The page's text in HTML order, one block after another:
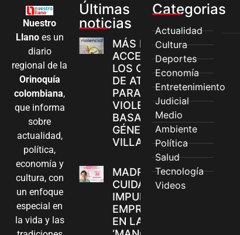
Nuestro
Llanoes un
diario
regional de la
Orinoquía
colombiana,
que informa
sobre
actualidad,
política,
economía y
cultura, con
un enfoque
especial en
la vida y las
Últimas
noticias
MÁS MUJERES
ACCEDEN A
LOS CANALES
DE ATENCIÓN
PARA
VIOLENCIAS
BASADAS EN
GÉNERO EN
VILLAVICENCIO
MADRES
CUIDADORAS
IMPULSAN SUS
EMPRENDIMIENTOS
EN LA FERIA
Categorias
Actualidad
Cultura
Deportes
Economía
Entretenimiento
Judicial
Medio
Ambiente
Política
Salud
Tecnología
Videos